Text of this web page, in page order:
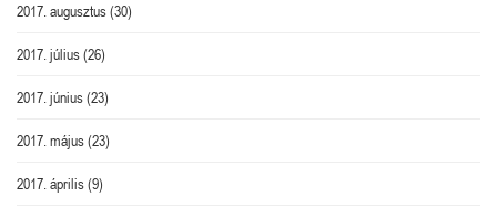
2017. augusztus(30)
2017. július(26)
2017. június(23)
2017. május(23)
2017. április(9)